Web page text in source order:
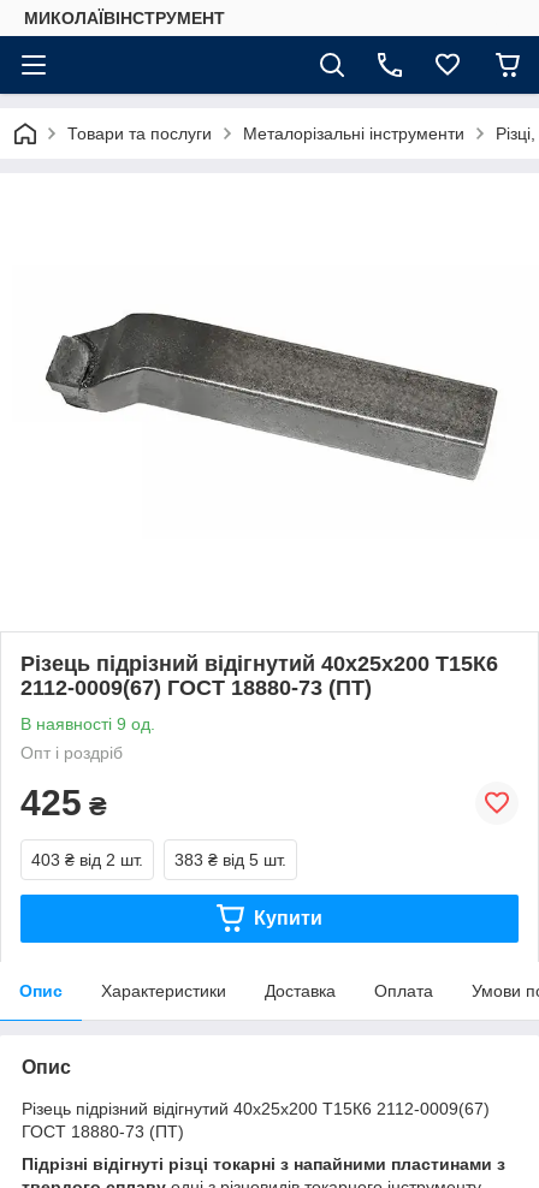
МИКОЛАЇВІНСТРУМЕНТ
Товари та послуги Металорізальні інструменти
Різець підрізний відігнутий 40х25х200 Т15К6
2112-0009(67) ГОСТ 18880-73 (ПТ)
В наявності 9 од.
Опт і роздріб
425 ₴
403 ₴ від 2 шт. 383 ₴ від 5 шт.
Купити
Опис Характеристики Доставка Оплата Умови
Опис
Різець підрізний відігнутий 40х25х200 Т15К6 2112-0009(67)
ГОСТ 18880-73 (ПТ)
Підрізні відігнуті різці токарні з напайними пластинами з